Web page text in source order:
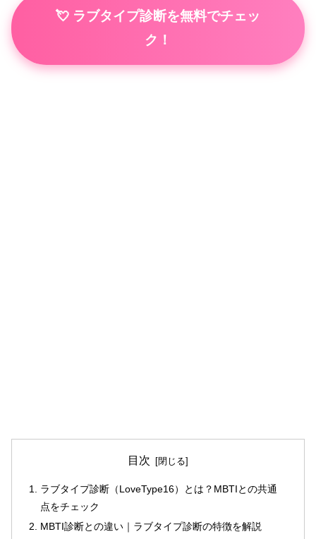
💘 ラブタイプ診断を無料でチェッ
ク！
目次
ラブタイプ診断（LoveType16）とは？MBTIとの共通
点をチェック
MBTI診断との違い｜ラブタイプ診断の特徴を解説